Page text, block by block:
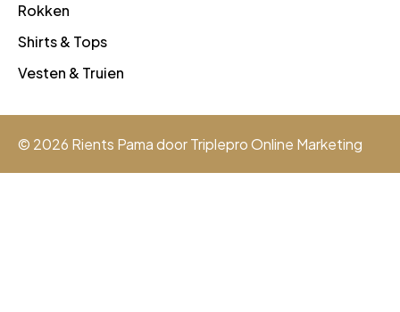
Rokken
Shirts & Tops
Vesten & Truien
© 2026 Rients Pama doorTriplepro Online Marketing